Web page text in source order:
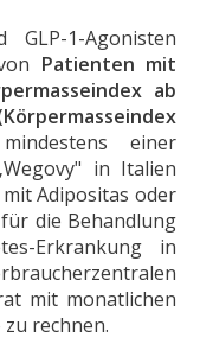
1-Agonisten
Patienten mit
ab
einer
in Italien
Adipositas oder
die Behandlung
Erkrankung in
mit monatlichen
rechnen.